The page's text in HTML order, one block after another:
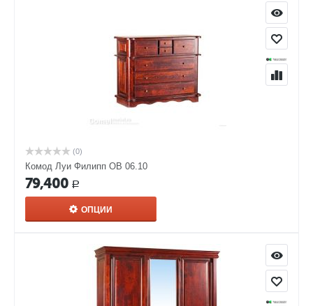
(0)
Комод Луи Филипп ОВ 06.10
79,400 Р
ОПЦИИ